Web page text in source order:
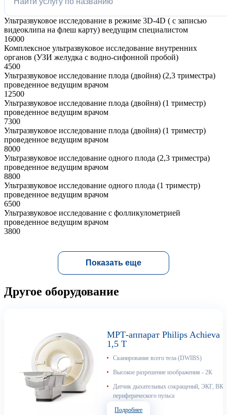
Ультразвуковое исследование в режиме 3D-4D ( с записью
видеоклипа на флеш карту) веедущим специалистом
16000
Комплексное ультразвуковое исследование внутренних
органов (УЗИ желудка с водно-сифонной пробой)
4500
Ультразвуковое исследование плода (двойня) (2,3 триместра)
проведенное ведущим врачом
12500
Ультразвуковое исследование плода (двойня) (1 триместр)
проведенное ведущим врачом
7300
Ультразвуковое исследование плода (двойня) (1 триместр)
проведенное ведущим врачом
8000
Ультразвуковое исследование одного плода (2,3 триместра)
проведенное ведущим врачом
8800
Ультразвуковое исследование одного плода (1 триместр)
проведенное ведущим врачом
6500
Ультразвуковое исследование c фолликулометрией
проведенное ведущим врачом
3800
Показать еще
Другое оборудование
МРТ-аппарат Philips Achieva
1,5 T
Сканирование всего тела (DWIBS)
Высокое разрешение изображения - 2К
Датчик дыхательных сокращений, ЭКГ,
периферического пульса
Подробнее